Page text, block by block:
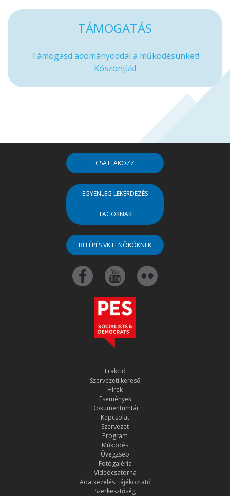
TÁMOGATÁS
Támogasd adományoddal a működésünket!
Köszönjük!
CSATLAKOZZ
EGYENLEG LEKÉRDEZÉS
TAGOKNAK
BELÉPÉS VK ELNÖKÖKNEK
Frakció
Szervezeti kereső
Hírek
Események
Dokumentumtár
Kapcsolat
Szervezet
Program
Működés
Üvegzseb
Fotógaléria
Videócsatorna
Adatkezelési tájékoztató
Szerkesztőség